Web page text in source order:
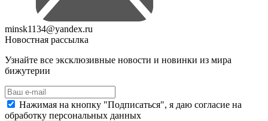
minsk1134@yandex.ru
Новостная рассылка
Узнайте все эксклюзивные новости и новинки из мира
бижутерии
Нажимая на кнопку "Подписаться", я даю согласие на
обработку персональных данных